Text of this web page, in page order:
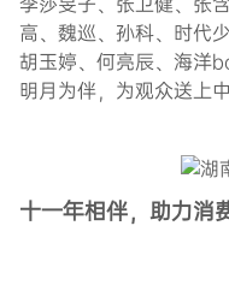
高、魏巡、孙科、时代
胡玉婷、何亮辰、海洋
明月为伴，为观众送上中
十一年相伴，助力消